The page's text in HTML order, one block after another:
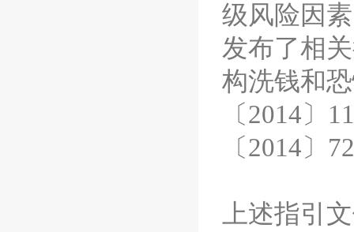
级风险因
发布了相
构洗钱和
〔2014〕
〔2014〕
上述指引